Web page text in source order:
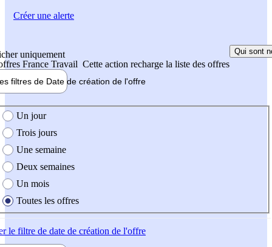
uniquement
France Travail Cette action recharge la liste des offres
Qui sont
filtres de Date de création de l'offre
création de l'offre
Un jour
Trois jours
Une semaine
Deux semaines
Un mois
Toutes les offres
le filtre de date de création de l'offre
Créer une alerte